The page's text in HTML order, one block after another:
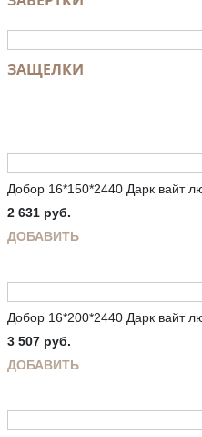
ЗАЩЕЛКИ
Добор 16*150*2440 Дарк вайт
2 631 руб.
ДОБАВИТЬ
Добор 16*200*2440 Дарк вайт
3 507 руб.
ДОБАВИТЬ